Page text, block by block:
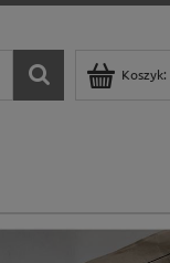
Koszyk: